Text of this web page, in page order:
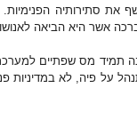
את סתירותיה
אשר היא הביאה
תמיד מס שפתיים
על פיה, לא במדיניות